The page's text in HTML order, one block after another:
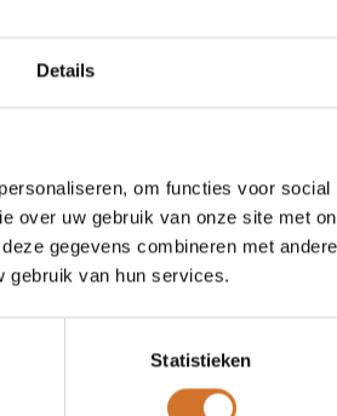
Details
om functies voor social
over uw gebruik van onze site met
gegevens combineren met
gebruik van hun services.
Statistieken
Leveranciersnummer :
Login
Vergelijken
Vraag offerte
Fabrikantcode : 10123457